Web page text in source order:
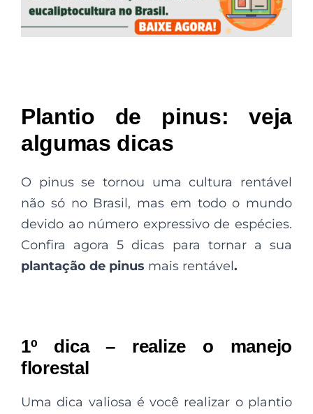
Plantio de pinus: veja
algumas dicas
O pinus se tornou uma cultura rentável
não só no Brasil, mas em todo o mundo
devido ao número expressivo de espécies.
Confira agora 5 dicas para tornar a sua
plantação de pinus mais rentável.
1º dica – realize o manejo
florestal
Uma dica valiosa é você realizar o plantio